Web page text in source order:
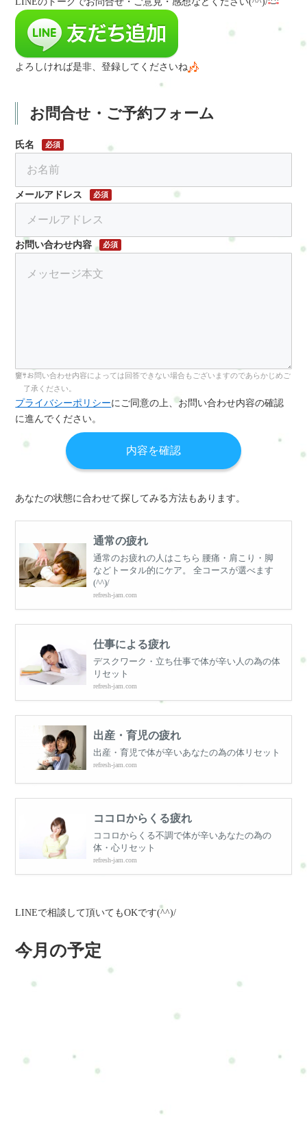
よろしければ是非、登録してくださいね
お問合せ・ご予約フォーム
氏名 必須
メールアドレス 必須
お問い合わせ内容 必須
お問い合わせ内容によっては回答できない場合もございますのであらかじめご
了承ください。
プライバシーポリシーにご同意の上、お問い合わせ内容の確認
に進んでください。
あなたの状態に合わせて探してみる方法もあります。
通常の疲れ
通常のお疲れの人はこちら 腰痛・肩こり・脚
などトータル的にケア。 全コースが選べます
(^^)/
refresh-jam.com
仕事による疲れ
デスクワーク・立ち仕事で体が辛い人の為の体
リセット
refresh-jam.com
出産・育児の疲れ
出産・育児で体が辛いあなたの為の体リセット
refresh-jam.com
ココロからくる疲れ
ココロからくる不調で体が辛いあなたの為の
体・心リセット
refresh-jam.com
LINEで相談して頂いてもOKです(^^)/
今月の予定